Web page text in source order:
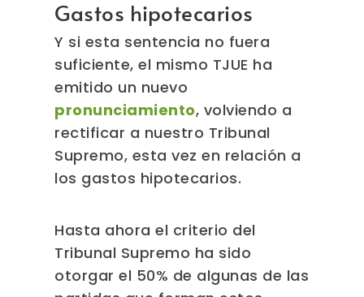
Gastos hipotecarios
Y si esta sentencia no fuera
suficiente, el mismo TJUE ha
emitido un nuevo
pronunciamiento, volviendo a
rectificar a nuestro Tribunal
Supremo, esta vez en relación a
los gastos hipotecarios.
Hasta ahora el criterio del
Tribunal Supremo ha sido
otorgar el 50% de algunas de las